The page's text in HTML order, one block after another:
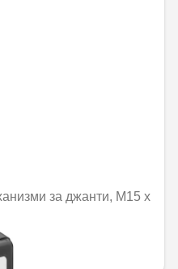
за джанти, M15 x